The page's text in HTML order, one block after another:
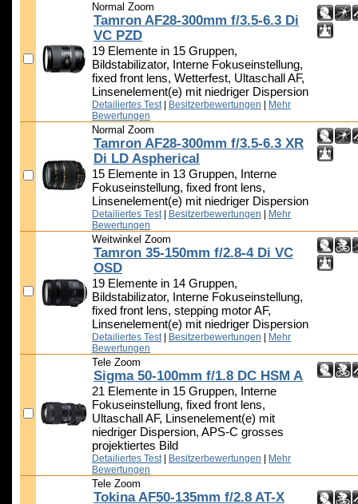
Normal Zoom
Tamron AF28-300mm f/3.5-6.3 Di
VC PZD
19 Elemente in 15 Gruppen,
Bildstabilizator, Interne Fokuseinstellung,
fixed front lens, Wetterfest, Ultaschall AF,
Linsenelement(e) mit niedriger Dispersion
Detailiertes Test Besitzerbewertungen
Mehr
Bewertungen
Normal Zoom
Tamron AF28-300mm f/3.5-6.3 XR
Di LD Aspherical
15 Elemente in 13 Gruppen, Interne
Fokuseinstellung, fixed front lens,
Linsenelement(e) mit niedriger Dispersion
Detailiertes Test Besitzerbewertungen
Mehr
Bewertungen
Weitwinkel Zoom
Tamron 35-150mm f/2.8-4 Di VC
OSD
19 Elemente in 14 Gruppen,
Bildstabilizator, Interne Fokuseinstellung,
fixed front lens, stepping motor AF,
Linsenelement(e) mit niedriger Dispersion
Detailiertes Test Besitzerbewertungen
Mehr
Bewertungen
Tele Zoom
Sigma 50-100mm f/1.8 DC HSM A
21 Elemente in 15 Gruppen, Interne
Fokuseinstellung, fixed front lens,
Ultaschall AF, Linsenelement(e) mit
niedriger Dispersion, APS-C grosses
projektiertes Bild
Detailiertes Test Besitzerbewertungen
Mehr
Bewertungen
Tele Zoom
Tokina AF50-135mm f/2.8 AT-X